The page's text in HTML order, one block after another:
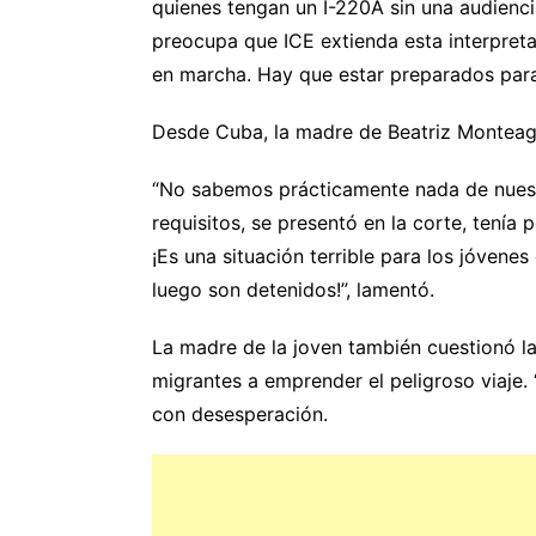
quienes tengan un I-220A sin una
preocupa que ICE extienda esta
en marcha. Hay que estar preparados
Desde Cuba, la madre de Beatriz
“No sabemos prácticamente nada de
requisitos, se presentó en la corte, tenía
¡Es una situación terrible para los
luego son detenidos!”, lamentó.
La madre de la joven también cuestionó
migrantes a emprender el peligroso viaje.
con desesperación.